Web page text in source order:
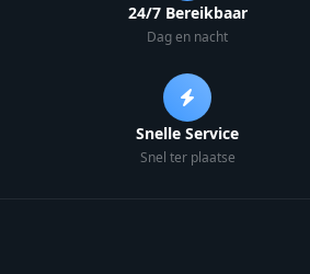
24/7 Bereikbaar
Dag en nacht
Snelle Service
Snel ter plaatse